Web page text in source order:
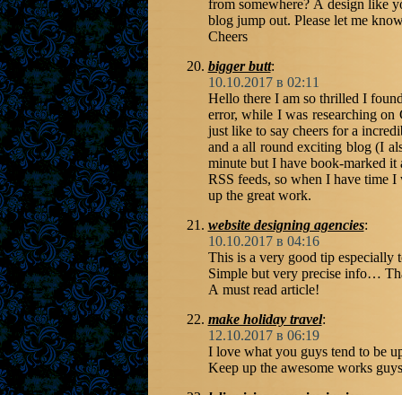
from somewhere? A design like
blog jump out. Please let me
Cheers
bigger butt:
10.10.2017 в 02:11
Hello there I am so thrilled I
error, while I was researching
just like to say cheers for a
and a all round exciting blog (I
minute but I have book-marked it
RSS feeds, so when I have time
up the great work.
website designing agencies:
10.10.2017 в 04:16
This is a very good tip especially
Simple but very precise info…
A must read article!
make holiday travel:
12.10.2017 в 06:19
I love what you guys tend to be
Keep up the awesome works